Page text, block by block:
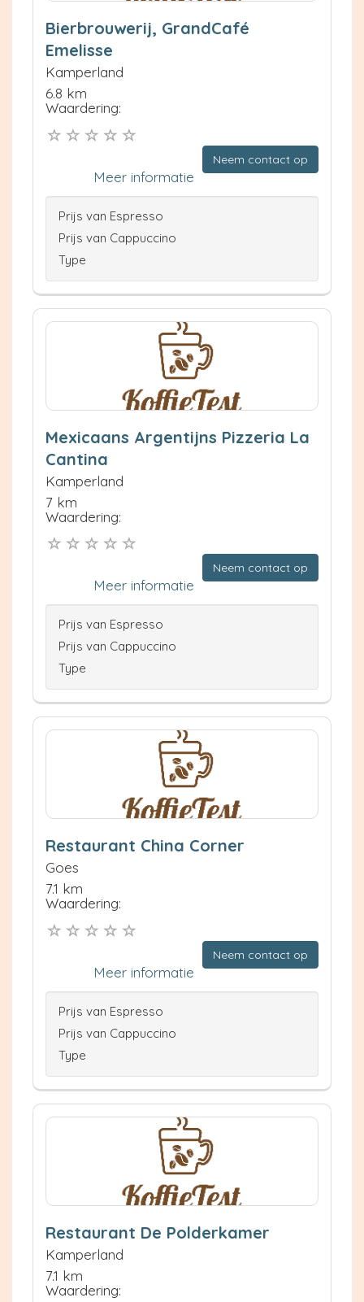
Bierbrouwerij, GrandCafé
Emelisse
Kamperland
6.8 km
Waardering:
Neem contact op
Meer informatie
Prijs van Espresso
Prijs van Cappuccino
Type
Mexicaans Argentijns Pizzeria La
Cantina
Kamperland
7 km
Waardering:
Neem contact op
Meer informatie
Prijs van Espresso
Prijs van Cappuccino
Type
Restaurant China Corner
Goes
7.1 km
Waardering:
Neem contact op
Meer informatie
Prijs van Espresso
Prijs van Cappuccino
Type
Restaurant De Polderkamer
Kamperland
7.1 km
Waardering: